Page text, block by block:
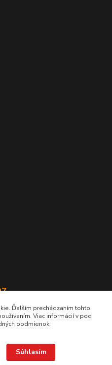
Ďalším prechádzaním tohto
Viac informácií v pod
podmienok.
Súhlasím